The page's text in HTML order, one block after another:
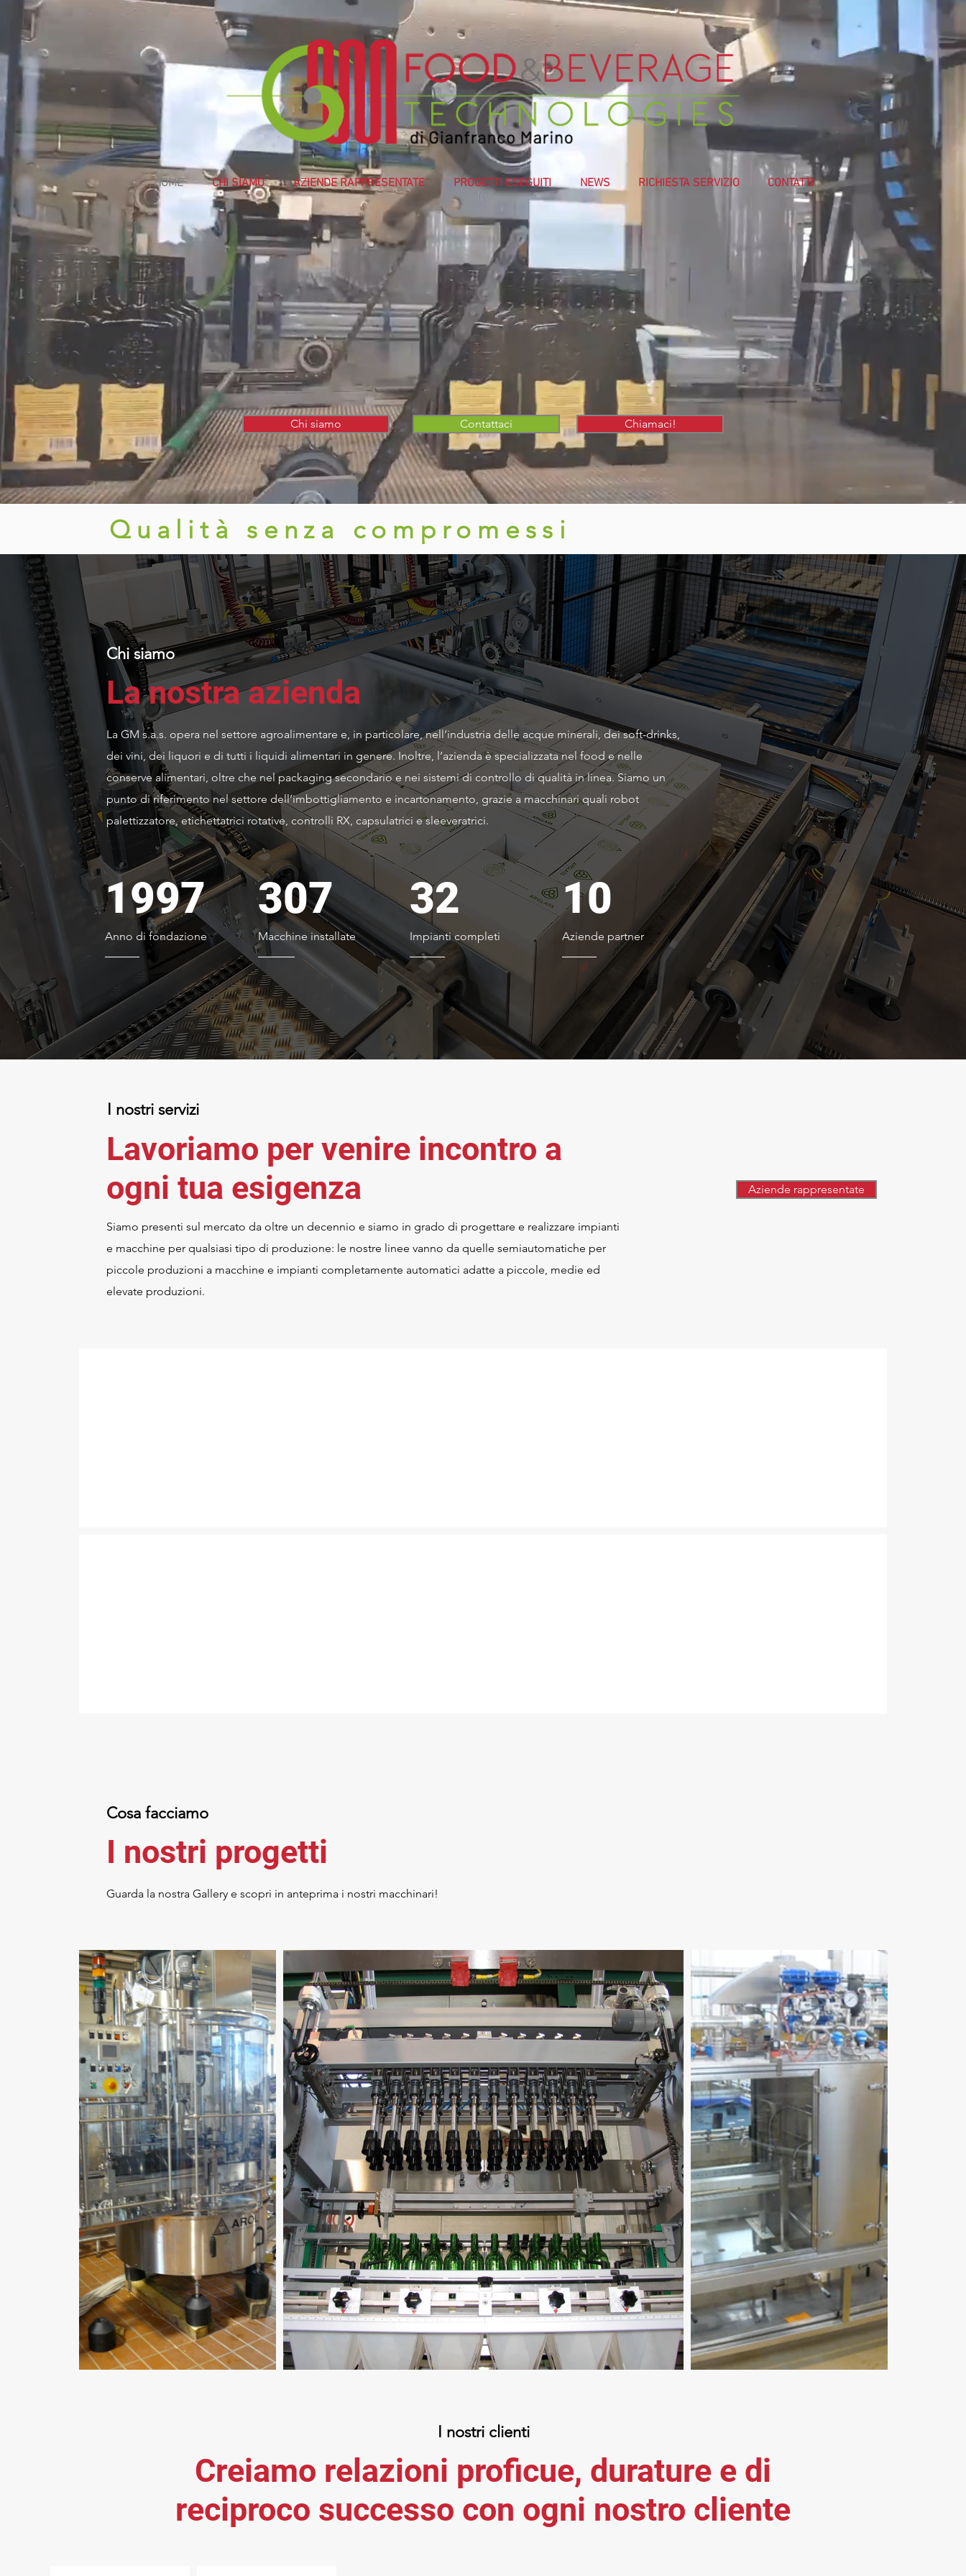
HOME CHI SIAMO AZIENDE RAPPRESENTATE PROGETTI ESEGUITI NEWS RICHIESTA SERVIZIO CONTATTI
Chi siamo Contattaci Chiamaci!
Qualità senza compromessi
Chi siamo
La nostra azienda
La GM s.a.s. opera nel settore agroalimentare e, in particolare, nell’industria delle acque minerali, dei soft-drinks,
dei vini, dei liquori e di tutti i liquidi alimentari in genere. Inoltre, l’azienda è specializzata nel food e nelle
conserve alimentari, oltre che nel packaging secondario e nei sistemi di controllo di qualità in linea. Siamo un
punto di riferimento nel settore dell’imbottigliamento e incartonamento, grazie a macchinari quali robot
palettizzatore, etichettatrici rotative, controlli RX, capsulatrici e sleeveratrici.
1997
Anno di fondazione
307
Macchine installate
32
Impianti completi
10
Aziende partner
I nostri servizi
Lavoriamo per venire incontro a
ogni tua esigenza
Siamo presenti sul mercato da oltre un decennio e siamo in grado di progettare e realizzare impianti
e macchine per qualsiasi tipo di produzione: le nostre linee vanno da quelle semiautomatiche per
piccole produzioni a macchine e impianti completamente automatici adatte a piccole, medie ed
elevate produzioni.
Aziende rappresentate
Cosa facciamo
I nostri progetti
Guarda la nostra Gallery e scopri in anteprima i nostri macchinari!
I nostri clienti
Creiamo relazioni proficue, durature e di
reciproco successo con ogni nostro cliente